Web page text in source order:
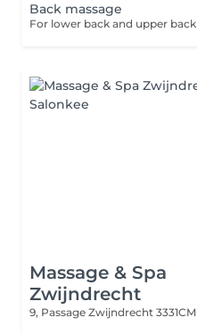
Back massage
Massage & Spa
Zwijndrecht
9, Passage Zwijndrecht 3331CM